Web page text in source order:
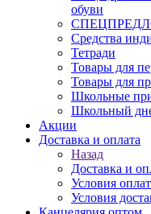
обуви
Средства
Тетради
Товары для
Товары для
Школьные
Школьный
Акции
Доставка и оплата
Назад
Доставка и
Условия
Условия